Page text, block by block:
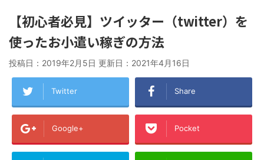
【初心者必見】ツイッター（twitter）を
使ったお小遣い稼ぎの方法
投稿日：2019年2月5日 更新日： 2021年4月16日
Twitter Share
Google+ Pocket